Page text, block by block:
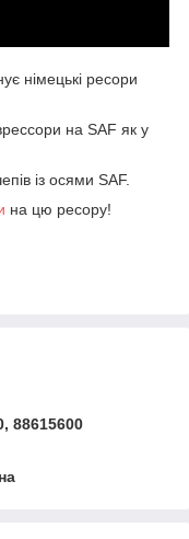
німецькі ресори
на SAF як у
із осями SAF.
на цю ресору!
88615600